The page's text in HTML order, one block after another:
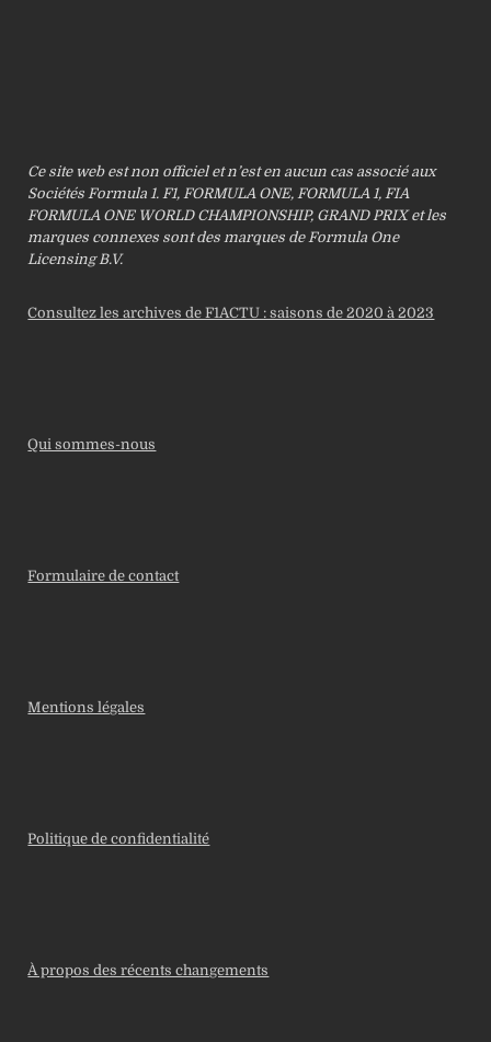
Ce site web est non officiel et n’est en aucun cas associé aux
Sociétés Formula 1. F1, FORMULA ONE, FORMULA 1, FIA
FORMULA ONE WORLD CHAMPIONSHIP, GRAND PRIX et les
marques connexes sont des marques de Formula One
Licensing B.V.
Consultez les archives de F1ACTU : saisons de 2020 à 2023
Qui sommes-nous
Formulaire de contact
Mentions légales
Politique de confidentialité
À propos des récents changements